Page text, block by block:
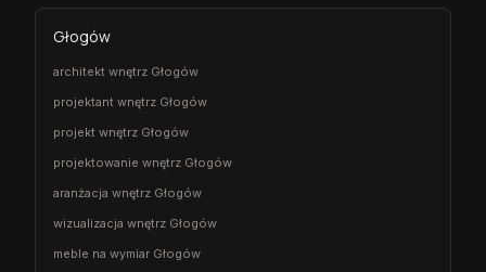
Głogów
architekt wnętrz Głogów
projektant wnętrz Głogów
projekt wnętrz Głogów
projektowanie wnętrz Głogów
aranżacja wnętrz Głogów
wizualizacja wnętrz Głogów
meble na wymiar Głogów